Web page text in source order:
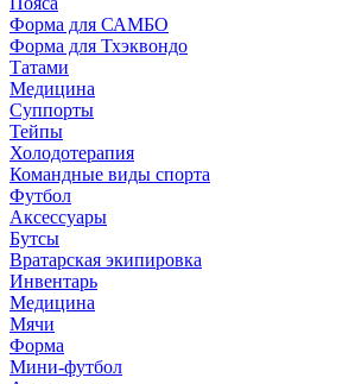
Форма для САМБО
Форма для Тхэквондо
Татами
Медицина
Суппорты
Тейпы
Холодотерапия
Командные виды спорта
Футбол
Аксессуары
Бутсы
Вратарская экипировка
Инвентарь
Медицина
Мячи
Форма
Мини-футбол